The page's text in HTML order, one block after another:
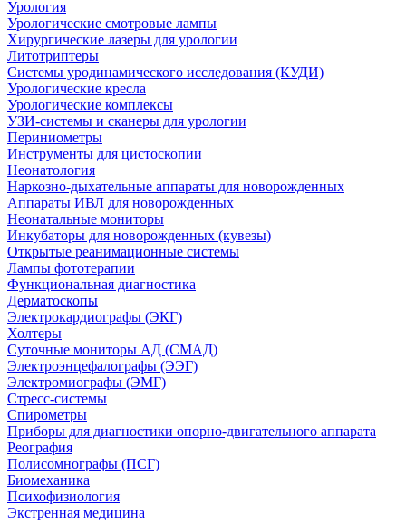
Урология
Урологические смотровые лампы
Хирургические лазеры для урологии
Литотриптеры
Системы уродинамического исследования (КУДИ)
Урологические кресла
Урологические комплексы
УЗИ-системы и сканеры для урологии
Периниометры
Инструменты для цистоскопии
Неонатология
Наркозно-дыхательные аппараты для новорожденных
Аппараты ИВЛ для новорожденных
Неонатальные мониторы
Инкубаторы для новорожденных (кувезы)
Открытые реанимационные системы
Лампы фототерапии
Функциональная диагностика
Дерматоскопы
Электрокардиографы (ЭКГ)
Холтеры
Суточные мониторы АД (СМАД)
Электроэнцефалографы (ЭЭГ)
Электромиографы (ЭМГ)
Стресс-системы
Спирометры
Приборы для диагностики опорно-двигательного аппарата
Реография
Полисомнографы (ПСГ)
Биомеханика
Психофизиология
Экстренная медицина